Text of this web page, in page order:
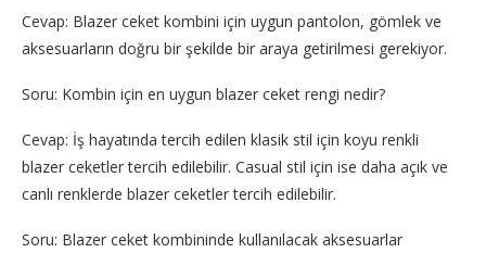
Cevap: Blazer ceket kombini için uygun pantolon, gömlek ve
aksesuarların doğru bir şekilde bir araya getirilmesi gerekiyor.
Soru: Kombin için en uygun blazer ceket rengi nedir?
Cevap: İş hayatında tercih edilen klasik stil için koyu renkli
blazer ceketler tercih edilebilir. Casual stil için ise daha açık ve
canlı renklerde blazer ceketler tercih edilebilir.
Soru: Blazer ceket kombininde kullanılacak aksesuarlar